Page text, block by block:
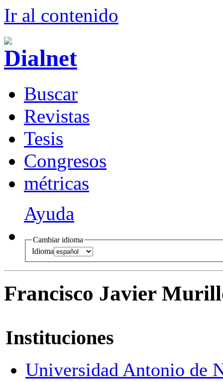
Ir al contenido
Buscar
Revistas
Tesis
Congresos
métricas
Ayuda
Cambiar idioma
Idioma
Francisco Javier
Instituciones
Universidad Antonio de